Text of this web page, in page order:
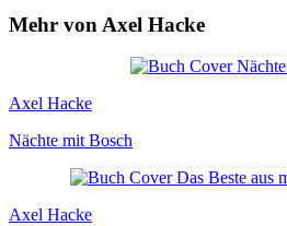
Mehr von Axel Hacke
Axel Hacke
Nächte mit Bosch
Axel Hacke